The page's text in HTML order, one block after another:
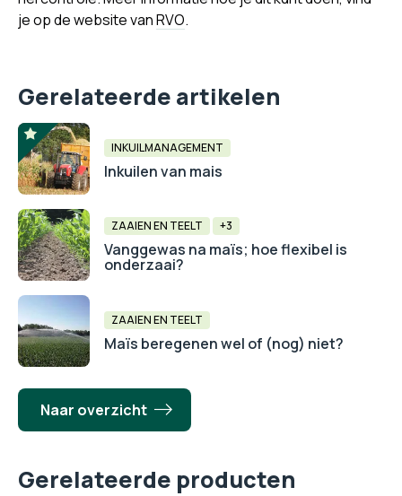
je op de website vanRVO.
Gerelateerde artikelen
INKUILMANAGEMENT
Inkuilen van mais
ZAAIEN EN TEELT +3
Vanggewas na maïs; hoe flexibel is
onderzaai?
ZAAIEN EN TEELT
Maïs beregenen wel of (nog) niet?
Naar overzicht
Gerelateerde producten